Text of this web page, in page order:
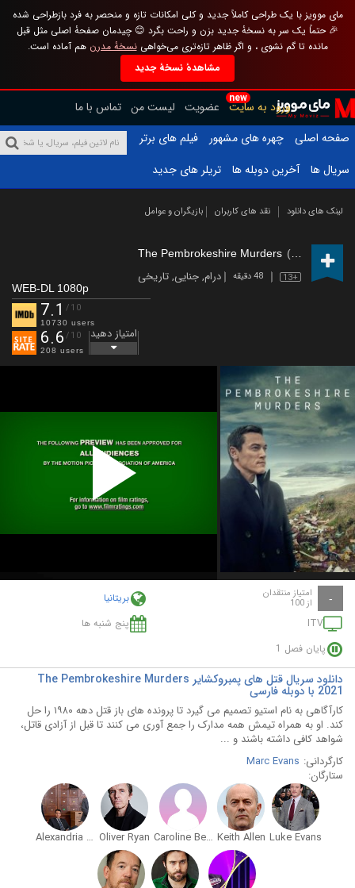
مای موویز با یک طراحی کاملاً جدید و کلی امکانات تازه و منحصر به فرد بازطراحی شده
🎉 حتماً یک سر به نسخهٔ جدید بزن و راحت بگرد 😊 چیدمان صفحهٔ اصلی مثل قبل
مانده تا گم نشوی ، و اگر ظاهر تازه‌تری می‌خواهینسخهٔ مدرن هم آماده است.
مشاهدهٔ نسخهٔ جدید
new
ورود به سایت عضویت لیست من تماس با ما
صفحه اصلی
چهره های مشهور
فیلم های برتر
سریال ها
آخرین دوبله ها تریلر های جدید
لینک های دانلود نقد های کاربران بازیگران و عوامل
The Pembrokeshire Murders (2021 – )
13+ 48 دقیقه درام,جنایی,تاریخی
WEB-DL 1080p
7.1 /10
10730 users
6.6 /10
208 users
امتیاز دهید
Play
Video
- امتیاز منتقدان
از 100
بریتانیا
ITV
پنج شنبه ها
پایان فصل 1
دانلود سریال قتل های پمبروکشایر The Pembrokeshire Murders
2021 با دوبله فارسی
کارآگاهی به نام استیو تصمیم می گیرد تا پرونده های باز قتل دهه ۱۹۸۰ را حل
کند. او به همراه تیمش همه مدارک را جمع آوری می کنند تا قبل از آزادی قاتل،
شواهد کافی داشته باشند و ...
کارگردانی: Marc Evans
ستارگان:
Luke Evans
Keith Allen
Caroline Berry
Oliver Ryan
Alexandria Riley